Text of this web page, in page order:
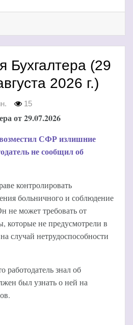
Бухгалтера (29
2026 г.)
15
от 29.07.2026
СФР излишние
не сообщил об
контролировать
больничного и соблюдение
не может требовать от
которые не предусмотрели в
случай нетрудоспособности
работодатель знал об
был узнать о ней на